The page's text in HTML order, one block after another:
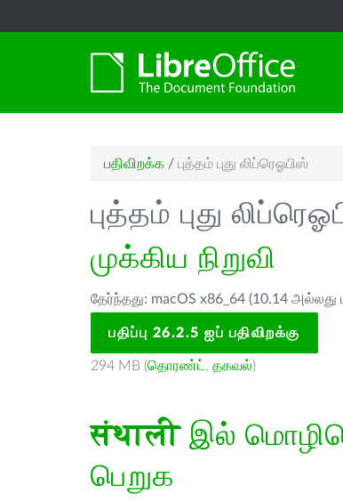
பதிவிறக்க / புத்தம் புது லிப்ரெஓபிஸ்
புத்தம் புது
முக்கிய நிறுவி
தேர்ந்தது: macOS x86_64 (10.14
பதிப்பு 26.2.5 ஐப் பதிவிறக்கு
294 MB (தொரண்ட் , தகவல்)
संथालीஇல்
பெறுக